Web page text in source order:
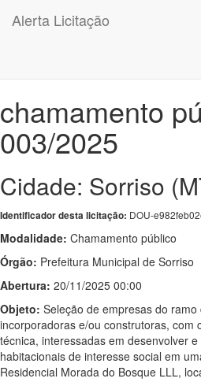
Alerta Licitação
chamamento
003/2025
Cidade: Sorriso
Identificador desta licitação: DOU-
Modalidade: Chamamento público
Órgão: Prefeitura Municipal de Sorriso
Abertura: 20/11/2025 00:00
Objeto: Seleção de empresas do
incorporadoras e/ou construtoras, com
técnica, interessadas em desenvolver
habitacionais de interesse social em
Residencial Morada do Bosque LLL,